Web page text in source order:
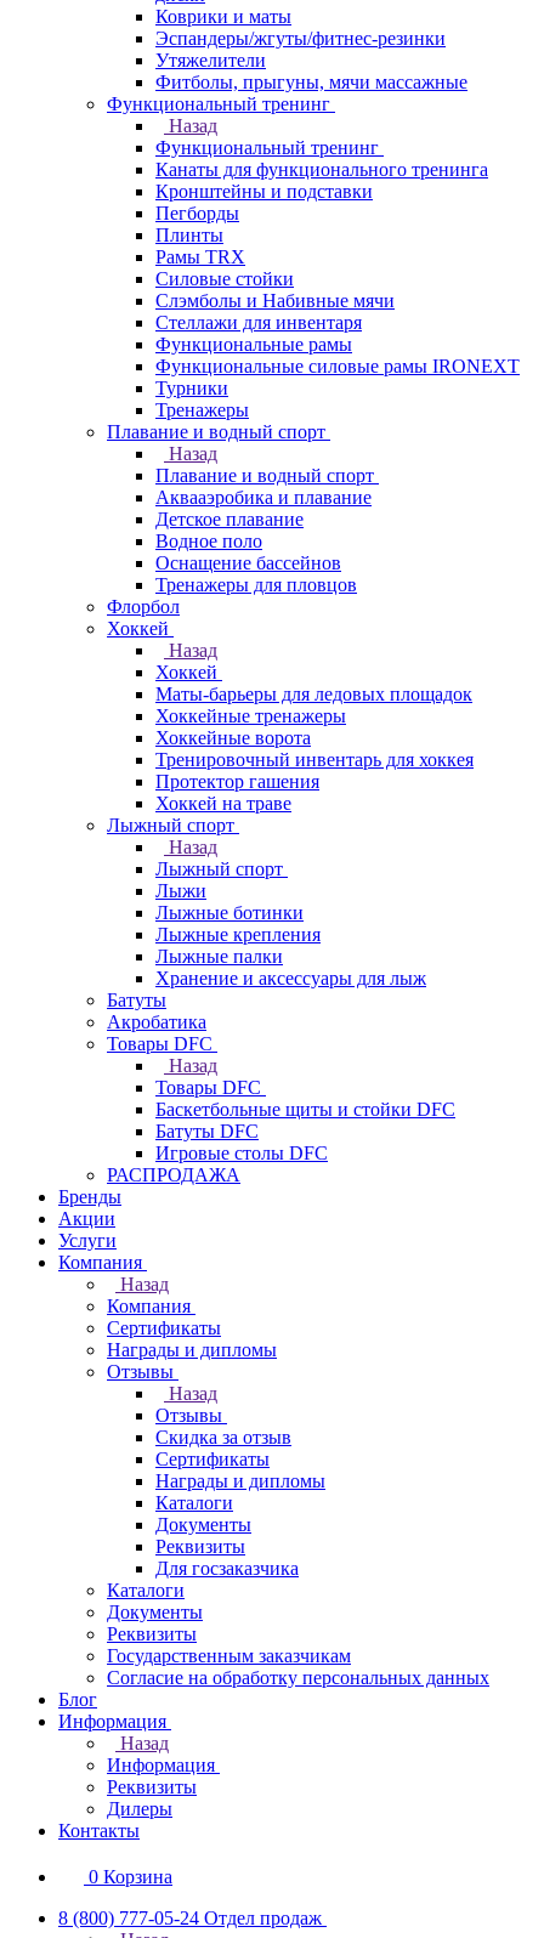
Коврики и маты
Эспандеры/жгуты/фитнес-резинки
Утяжелители
Фитболы, прыгуны, мячи массажные
Функциональный тренинг
Назад
Функциональный тренинг
Канаты для функционального тренинга
Кронштейны и подставки
Пегборды
Плинты
Рамы TRX
Силовые стойки
Слэмболы и Набивные мячи
Стеллажи для инвентаря
Функциональные рамы
Функциональные силовые рамы IRONEXT
Турники
Тренажеры
Плавание и водный спорт
Назад
Плавание и водный спорт
Аквааэробика и плавание
Детское плавание
Водное поло
Оснащение бассейнов
Тренажеры для пловцов
Флорбол
Хоккей
Назад
Хоккей
Маты-барьеры для ледовых площадок
Хоккейные тренажеры
Хоккейные ворота
Тренировочный инвентарь для хоккея
Протектор гашения
Хоккей на траве
Лыжный спорт
Назад
Лыжный спорт
Лыжи
Лыжные ботинки
Лыжные крепления
Лыжные палки
Хранение и аксессуары для лыж
Батуты
Акробатика
Товары DFC
Назад
Товары DFC
Баскетбольные щиты и стойки DFC
Батуты DFC
Игровые столы DFC
РАСПРОДАЖА
Бренды
Акции
Услуги
Компания
Назад
Компания
Сертификаты
Награды и дипломы
Отзывы
Назад
Отзывы
Скидка за отзыв
Сертификаты
Награды и дипломы
Каталоги
Документы
Реквизиты
Для госзаказчика
Каталоги
Документы
Реквизиты
Государственным заказчикам
Согласие на обработку персональных данных
Блог
Информация
Назад
Информация
Реквизиты
Дилеры
Контакты
0 Корзина
8 (800) 777-05-24 Отдел продаж